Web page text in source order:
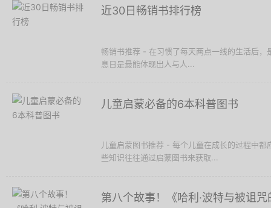
近30日畅销书排行榜
畅销书推荐 - 在习惯了每天两点一线的生活后
息日是最能体现出人与人...
儿童启蒙必备的6本科普图书
儿童启蒙图书推荐 - 每个儿童在成长的过程中
些知识往往通过启蒙图书来获取...
第八个故事！《哈利·波特与被诅